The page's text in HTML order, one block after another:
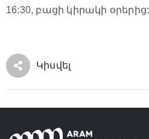
16:30, բացի կիրակի օրերից:
Կիսվել